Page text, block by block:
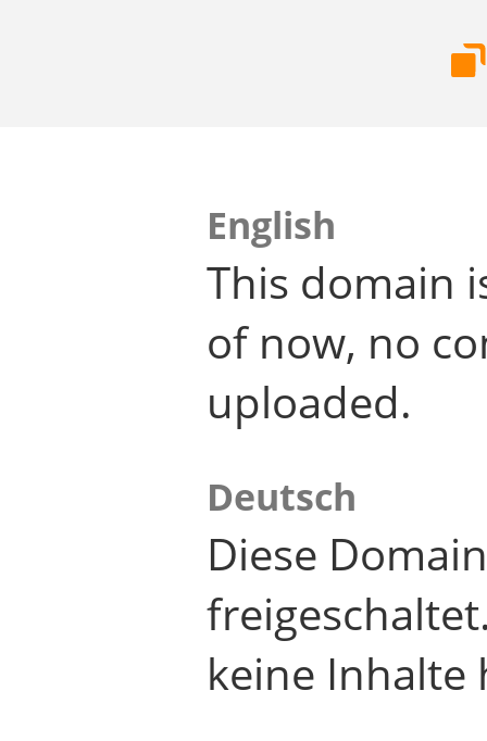
English
This domain
of now, no
uploaded.
Deutsch
Diese
keine Inhalte